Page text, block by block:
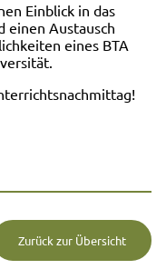
Einblick in das
einen Austausch
eines BTA
Zurück zur Übersicht